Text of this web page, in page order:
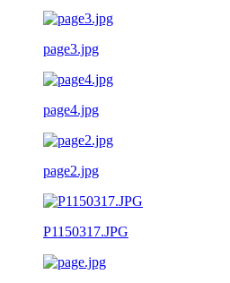
page3.jpg
page4.jpg
page2.jpg
P1150317.JPG